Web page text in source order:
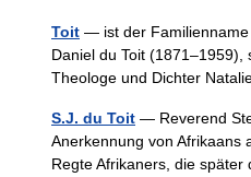
Toit — ist der Familienname
Daniel du Toit
Theologe und Dichter
S.J. du Toit — Reverend
Anerkennung von Afrikaans
Regte Afrikaners, die